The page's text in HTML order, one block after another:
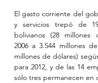
El gasto corriente del
y servicios trepó de
bolivianos (28 millones
2006 a 3.544 millones
millones de dólares)
para 2012, y de las 14
sólo tres permanecen en